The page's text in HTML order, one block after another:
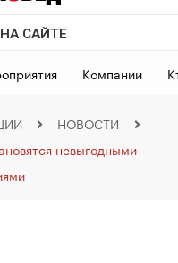
САЙТЕ
Компании
НОВОСТИ
невыгодными